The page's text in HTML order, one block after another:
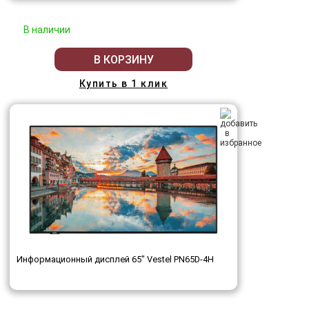
В наличии
В КОРЗИНУ
Купить в 1 клик
Информационный дисплей 65" Vestel PN65D-4H